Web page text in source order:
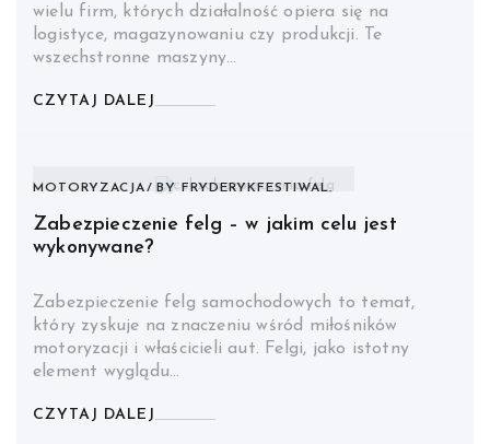
wielu firm, których działalność opiera się na
logistyce, magazynowaniu czy produkcji. Te
wszechstronne maszyny…
CZYTAJ DALEJ
MOTORYZACJA BYFRYDERYKFESTIWAL.
Zabezpieczenie felg – w jakim celu jest
wykonywane?
Zabezpieczenie felg samochodowych to temat,
który zyskuje na znaczeniu wśród miłośników
motoryzacji i właścicieli aut. Felgi, jako istotny
element wyglądu…
CZYTAJ DALEJ